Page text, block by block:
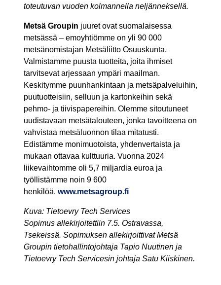
toteutuvan vuoden kolmannella neljänneksellä.
Metsä Groupin juuret ovat suomalaisessa
metsässä – emoyhtiömme on yli 90 000
metsänomistajan Metsäliitto Osuuskunta.
Valmistamme puusta tuotteita, joita ihmiset
tarvitsevat arjessaan ympäri maailman.
Keskitymme puunhankintaan ja metsäpalveluihin,
puutuotteisiin, selluun ja kartonkeihin sekä
pehmo- ja tiivispapereihin. Olemme sitoutuneet
uudistavaan metsätalouteen, jonka tavoitteena on
vahvistaa metsäluonnon tilaa mitatusti.
Edistämme monimuotoista, yhdenvertaista ja
mukaan ottavaa kulttuuria. Vuonna 2024
liikevaihtomme oli 5,7 miljardia euroa ja
työllistämme noin 9 600
henkilöä. www.metsagroup.fi
Kuva: Tietoevry Tech Services
Sopimus allekirjoitettiin 7.5. Ostravassa,
Tsekeissä. Sopimuksen allekirjoittivat Metsä
Groupin tietohallintojohtaja Tapio Nuutinen ja
Tietoevry Tech Servicesin johtaja Satu Kiiskinen.